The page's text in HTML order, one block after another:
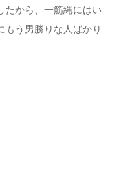
たから、一筋縄にはい
もう男勝りな人ばかり